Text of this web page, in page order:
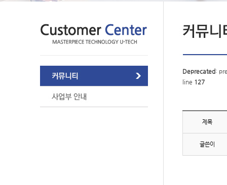
Deprecated:
line 127
제목
글쓴이